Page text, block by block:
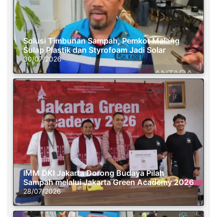
Solusi Timbunan Sampah, Pemkot Malang
Sulap Plastik dan Styrofoam Jadi Solar
30/07/2026
IMM DKI Jakarta Dorong Budaya Pilah
Sampah melalui Jakarta Green Academy 2026
28/07/2026